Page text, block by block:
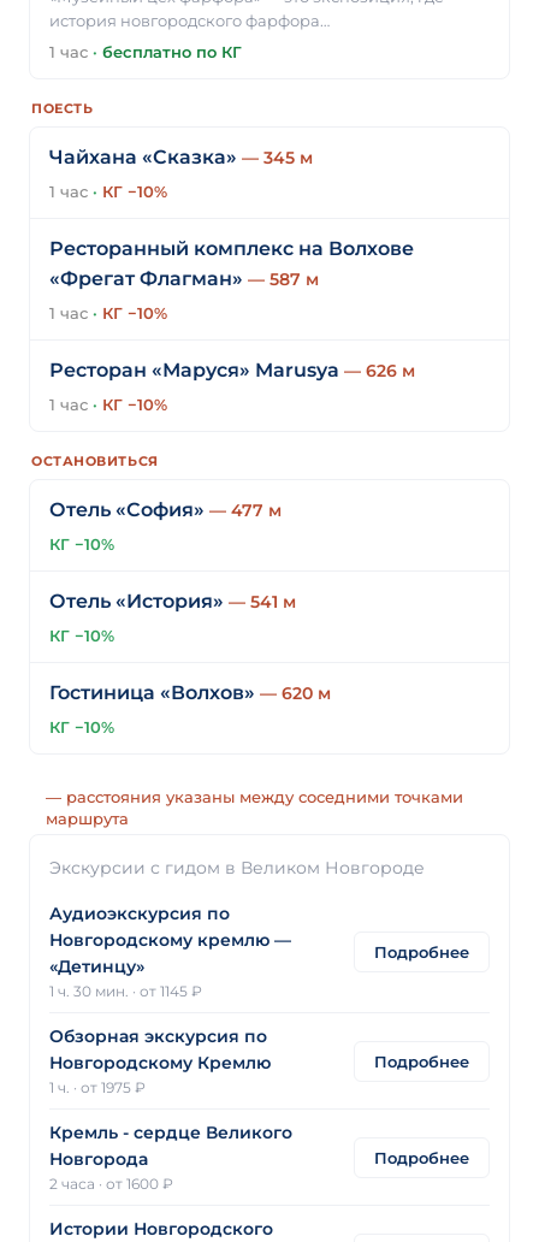
история новгородского фарфора…
1 час · бесплатно по КГ
ПОЕСТЬ
Чайхана «Сказка» — 345 м
1 час · КГ −10%
Ресторанный комплекс на Волхове
«Фрегат Флагман» — 587 м
1 час · КГ −10%
Ресторан «Маруся» Marusya — 626 м
1 час · КГ −10%
ОСТАНОВИТЬСЯ
Отель «София» — 477 м
КГ −10%
Отель «История» — 541 м
КГ −10%
Гостиница «Волхов» — 620 м
КГ −10%
— расстояния указаны между соседними точками
маршрута
Экскурсии с гидом в Великом Новгороде
Аудиоэкскурсия по
Новгородскому кремлю —
«Детинцу»
1 ч. 30 мин. · от 1145 ₽
Подробнее
Обзорная экскурсия по
Новгородскому Кремлю
1 ч. · от 1975 ₽
Подробнее
Кремль - сердце Великого
Новгорода
2 часа · от 1600 ₽
Подробнее
Истории Новгородского